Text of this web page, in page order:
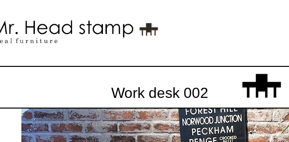
Work desk 002